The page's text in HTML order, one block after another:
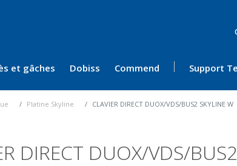
et gâches Dobiss Commend Support
Platine Skyline CLAVIER DIRECT DUOX/VDS/BUS2 SKYLINE W
DIRECT DUOX/VDS/